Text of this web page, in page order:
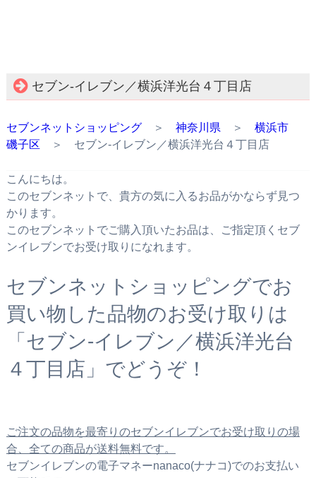
セブン‐イレブン／横浜洋光台４丁目店
セブンネットショッピング＞ 神奈川県 ＞ 横浜市
磯子区 ＞ セブン‐イレブン／横浜洋光台４丁目店
こんにちは。
このセブンネットで、貴方の気に入るお品がかならず見つ
かります。
このセブンネットでご購入頂いたお品は、ご指定頂くセブ
ンイレブンでお受け取りになれます。
セブンネットショッピングでお
買い物した品物のお受け取りは
「セブン‐イレブン／横浜洋光台
４丁目店」でどうぞ！
ご注文の品物を最寄りのセブンイレブンでお受け取りの場
合、全ての商品が送料無料です。
セブンイレブンの電子マネーnanaco(ナナコ)でのお支払い